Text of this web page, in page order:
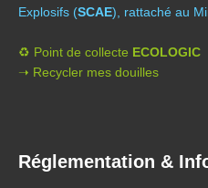
Explosifs (SCAE), rattaché au
♻️ Point de collecte ECOLOGIC
➝ Recycler mes douilles
Réglementation &